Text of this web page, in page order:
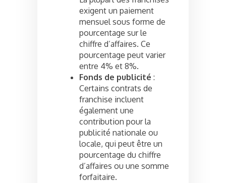
exigent un paiement
mensuel sous forme de
pourcentage sur le
chiffre d’affaires. Ce
pourcentage peut varier
entre 4% et 8%.
Fonds de publicité :
Certains contrats de
franchise incluent
également une
contribution pour la
publicité nationale ou
locale, qui peut être un
pourcentage du chiffre
d’affaires ou une somme
forfaitaire.